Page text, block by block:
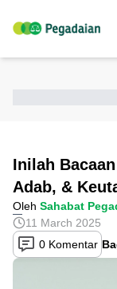
Inilah
Adab, &
Oleh Sahabat
11 March 2025
0 Komentar